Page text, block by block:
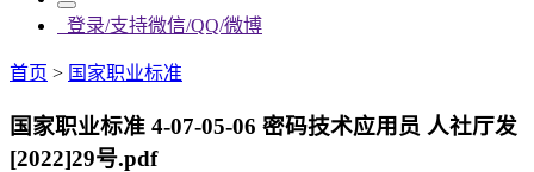
登录/支持微信/QQ/微博
首页 > 国家职业标准
国家职业标准 4-07-05-06 密码技术应用员 人社厅发
[2022]29号.pdf